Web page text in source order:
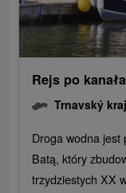
Rejs po
Trnavský
Droga wodna jest
Batą, który
trzydziestych XX